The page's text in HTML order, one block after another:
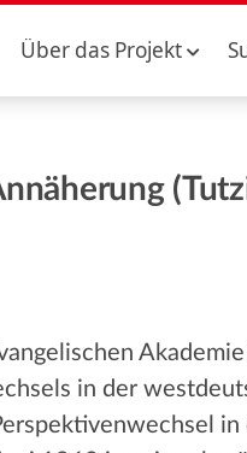
Über das Projekt
in der
in